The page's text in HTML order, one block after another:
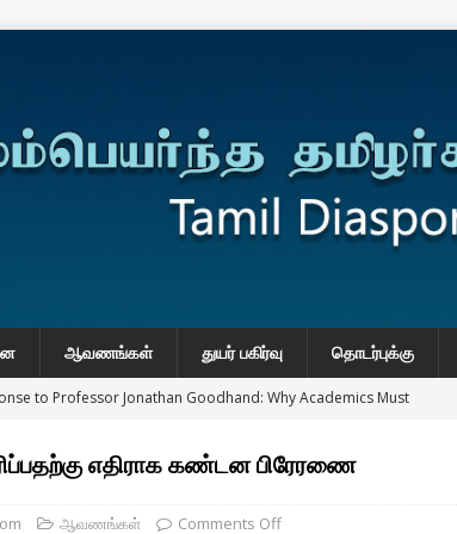
ஆவணங்கள் துயர் பகிர்வு தொடர்புக்கு
to Professor Jonathan Goodhand: Why Academics Must
Manoranjitham “Ranji” SriKanthan (1954–2026), Boston,
எதிராக கண்டன பிரேரணை
ஆவணங்கள் Comments Off